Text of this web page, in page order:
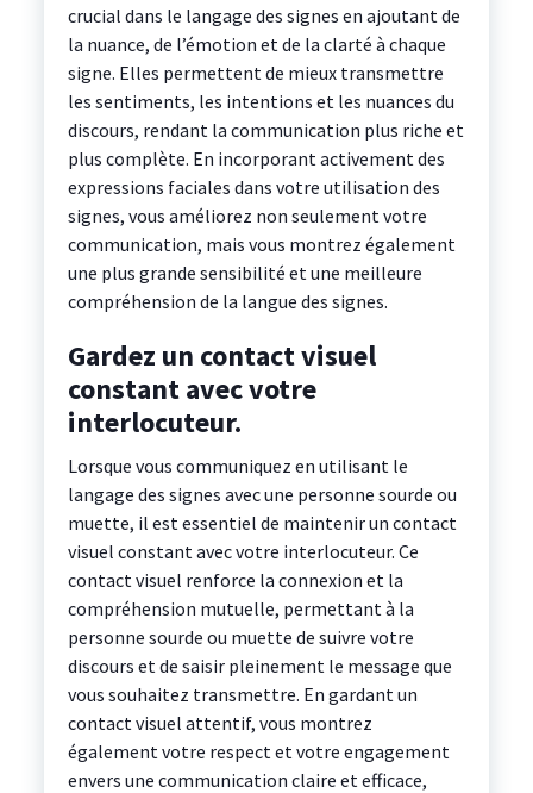
crucial dans le langage des signes en ajoutant de
la nuance, de l’émotion et de la clarté à chaque
signe. Elles permettent de mieux transmettre
les sentiments, les intentions et les nuances du
discours, rendant la communication plus riche et
plus complète. En incorporant activement des
expressions faciales dans votre utilisation des
signes, vous améliorez non seulement votre
communication, mais vous montrez également
une plus grande sensibilité et une meilleure
compréhension de la langue des signes.
Gardez un contact visuel
constant avec votre
interlocuteur.
Lorsque vous communiquez en utilisant le
langage des signes avec une personne sourde ou
muette, il est essentiel de maintenir un contact
visuel constant avec votre interlocuteur. Ce
contact visuel renforce la connexion et la
compréhension mutuelle, permettant à la
personne sourde ou muette de suivre votre
discours et de saisir pleinement le message que
vous souhaitez transmettre. En gardant un
contact visuel attentif, vous montrez
également votre respect et votre engagement
envers une communication claire et efficace,